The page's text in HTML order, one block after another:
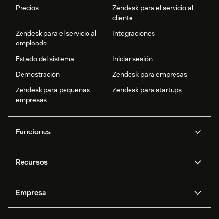
Precios
Zendesk para el servicio al
cliente
Zendesk para el servicio al
empleado
Integraciones
Estado del sistema
Iniciar sesión
Demostración
Zendesk para empresas
Zendesk para pequeñas
empresas
Zendesk para startups
Funciones
IA de Zendesk
datos avanzadas
Gestión de tickets Voz
Recursos
API y programadores
Empresa